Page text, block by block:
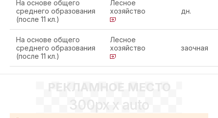
На основе общего
среднего образования
(после 11 кл.)
Лесное
хозяйство
дн.
На основе общего
среднего образования
(после 11 кл.)
Лесное
хозяйство
заочная
РЕКЛАМНОЕ МЕСТО
300px x auto